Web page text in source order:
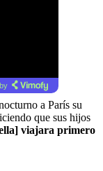
a París su
que sus hijos
viajara primero